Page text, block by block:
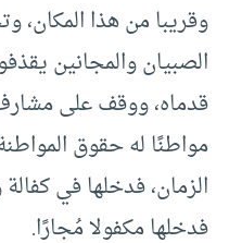
وقريبا من هذا المكان،
الصبيان والمجانين
قدماه، ووقف على
مواطنًا له حقوق
الزمان، فدخلها في
فدخلها مكفولا مُجارًا.